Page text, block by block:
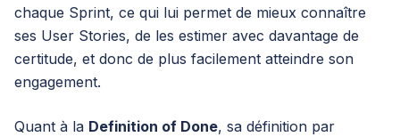
chaque Sprint, ce qui lui permet de mieux connaître
ses User Stories, de les estimer avec davantage de
certitude, et donc de plus facilement atteindre son
engagement.
Quant à la Definition of Done, sa définition par